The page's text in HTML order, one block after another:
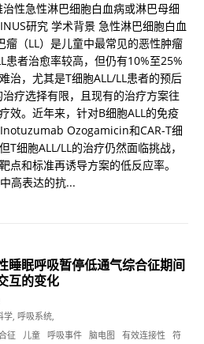
性急性淋巴细胞白血病或淋巴母细
研究 学术背景 急性淋巴细胞白血
瘤（LL）是儿童中最常见的恶性肿瘤
患者治愈率较高，但仍有10%至25%
治，尤其是T细胞ALL/LL患者的预后
疗选择有限，且现有的治疗方案往
效。近年来，针对B细胞ALL的免疫
Ozogamicin和CAR-T细
T细胞ALL/LL的治疗仍然面临挑战，
点和标准再诱导方案的低反应率。
高表达的抗...
睡眠呼吸暂停低通气综合征期间
互的变化
学 呼吸系统
征
儿童 呼吸事件 脑电图 有效连接性
符